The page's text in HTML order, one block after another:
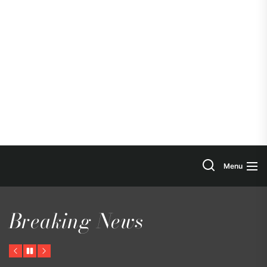
SearchMenu
Breaking News
Previous
PauseNext